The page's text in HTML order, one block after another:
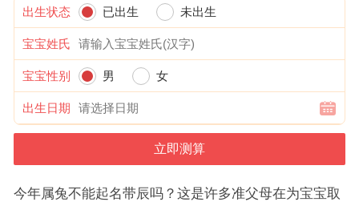
出生状态 已出生 未出生
宝宝姓氏
宝宝性别 男 女
出生日期
今年属兔不能起名带辰吗？这是许多准父母在为宝宝取